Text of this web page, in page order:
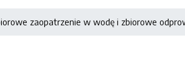
zaopatrzenie w wodę i zbiorowe